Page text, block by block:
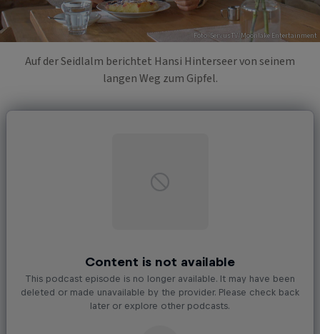
Foto: ServusTV/Moonlake Entertainment
Auf der Seidlalm berichtet Hansi Hinterseer von seinem
langen Weg zum Gipfel.